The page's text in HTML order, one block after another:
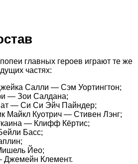
главных героев играют те же
частях:
Салли — Сэм Уортингтон;
— Зои Салдана;
— Си Си Эйч Пайндер;
Майкл Куотрич — Стивен Лэнг;
— Клифф Кёртис;
Басс;
Йео;
Джемейн Клемент.